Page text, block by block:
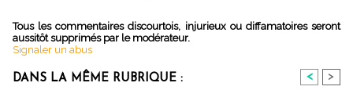
Tous les commentaires discourtois, injurieux ou diffamatoires seront
aussitôt supprimés par le modérateur.
Signaler un abus
DANS LA MÊME RUBRIQUE : < >